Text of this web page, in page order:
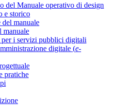
del Manuale operativo di design
e storico
del manuale
manuale
i servizi pubblici digitali
digitale (e-
pratiche